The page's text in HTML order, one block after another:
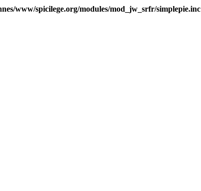
www/spicilege.org/modules/mod_jw_srfr/simplepie.inc